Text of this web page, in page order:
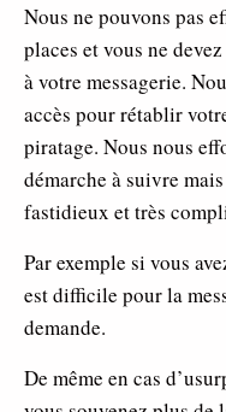
Nous ne pouvons pas
places et vous ne
à votre messagerie.
accès pour rétablir
piratage. Nous nous
démarche à suivre
fastidieux et très
Par exemple si vous
est difficile pour la
demande.
De même en cas